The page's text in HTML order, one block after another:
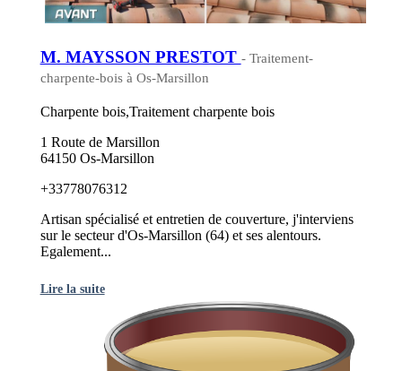
M. MAYSSON PRESTOT - Traitement-
charpente-bois à Os-Marsillon
Charpente bois,Traitement charpente bois
1 Route de Marsillon
64150 Os-Marsillon
+33778076312
Artisan spécialisé et entretien de couverture, j'interviens
sur le secteur d'Os-Marsillon (64) et ses alentours.
Egalement...
Lire la suite